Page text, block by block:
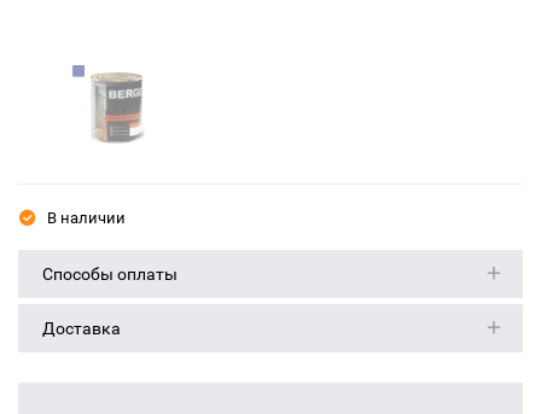
В наличии
Способы оплаты
Доставка